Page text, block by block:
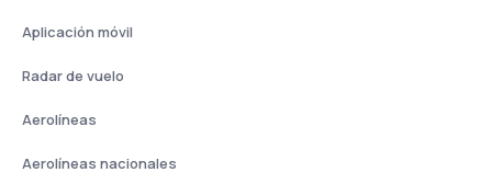
Aplicación móvil
Radar de vuelo
Aerolíneas
Aerolíneas nacionales